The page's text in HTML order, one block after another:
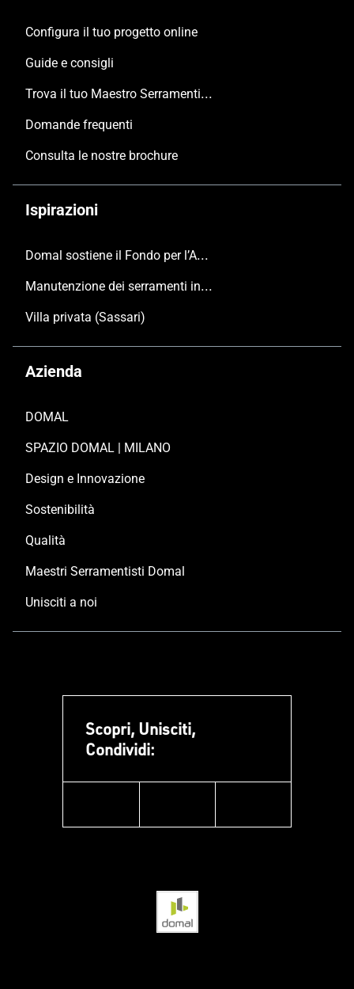
Configura il tuo progetto online
Guide e consigli
Trova il tuo Maestro Serramentista Domal
Domande frequenti
Consulta le nostre brochure
Ispirazioni
Domal sostiene il Fondo per l’Ambiente Italiano anche per le Giornate FAI di Primavera 2024
Manutenzione dei serramenti in alluminio
Villa privata (Sassari)
Azienda
DOMAL
SPAZIO DOMAL | MILANO
Design e Innovazione
Sostenibilità
Qualità
Maestri Serramentisti Domal
Unisciti a noi
Scopri, Unisciti,
Condividi: